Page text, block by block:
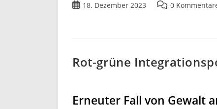
18. Dezember 2023 0
Rot-grüne
Erneuter Fall von Gewalt